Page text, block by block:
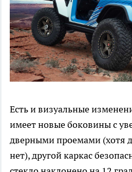
Есть и визуальные
имеет новые боковины с
дверными проемами (хотя
нет), другой каркас